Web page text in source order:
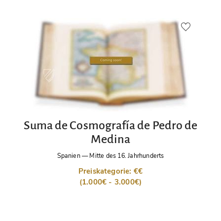
Suma de Cosmografía de Pedro de
Medina
Spanien—Mitte des 16. Jahrhunderts
Preiskategorie: €€
(1.000€ - 3.000€)